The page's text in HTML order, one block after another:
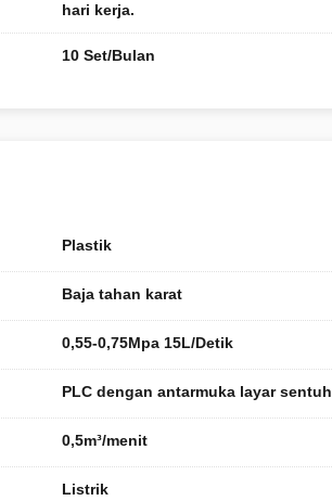
hari kerja.
10 Set/Bulan
Plastik
Baja tahan karat
0,55-0,75Mpa 15L/Detik
PLC dengan antarmuka layar sentuh
0,5m³/menit
Listrik